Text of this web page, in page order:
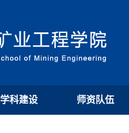
学科建设 师资队伍